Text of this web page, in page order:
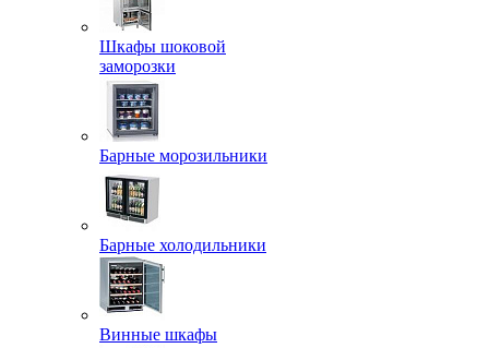
Шкафы шоковой
заморозки
Барные морозильники
Барные холодильники
Винные шкафы